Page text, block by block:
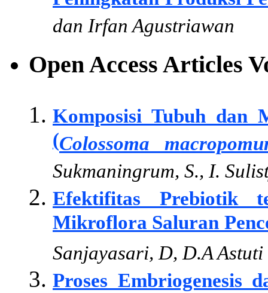
dan Irfan Agustriawan
Open Access Articles
Komposisi Tubuh dan
(Colossoma
Sukmaningrum, S., I.
Efektifitas Prebiotik
Mikroflora Saluran
Sanjayasari, D, D.A
Proses Embriogenesis